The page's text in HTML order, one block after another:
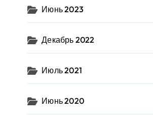
Июнь 2023
Декабрь 2022
Июль 2021
Июнь 2020